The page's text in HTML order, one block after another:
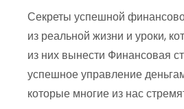
Секреты успешной
из реальной жизни и уроки,
из них вынести Финансовая
успешное управление
которые многие из нас